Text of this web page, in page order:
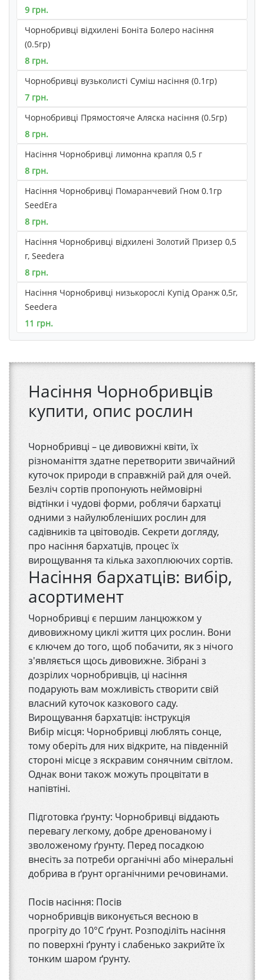
Насіння Чорнобривців
купити, опис рослин
Чорнобривці – це дивовижні квіти, їх
різноманіття здатне перетворити звичайний
куточок природи в справжній рай для очей.
Безліч сортів пропонують неймовірні
відтінки і чудові форми, роблячи бархатці
одними з найулюбленіших рослин для
садівників та цвітоводів. Секрети догляду,
про насіння бархатців, процес їх
вирощування та кілька захоплюючих сортів.
Насіння бархатців: вибір,
асортимент
Чорнобривці є першим ланцюжком у
дивовижному циклі життя цих рослин. Вони
є ключем до того, щоб побачити, як з нічого
з'являється щось дивовижне. Зібрані з
дозрілих чорнобривців, ці насіння
подарують вам можливість створити свій
власний куточок казкового саду.
Вирощування бархатців: інструкція
Вибір місця: Чорнобривці люблять сонце,
тому оберіть для них відкрите, на південній
стороні місце з яскравим сонячним світлом.
Однак вони також можуть процвітати в
напівтіні.
Підготовка ґрунту: Чорнобривці віддають
перевагу легкому, добре дренованому і
зволоженому ґрунту. Перед посадкою
внесіть за потреби органічні або мінеральні
добрива в ґрунт органічними речовинами.
Посів насіння: Посів
чорнобривців виконується весною в
прогріту до 10°C ґрунт. Розподіліть насіння
по поверхні ґрунту і слабенько закрийте їх
тонким шаром ґрунту.
9 грн.
Чорнобривці відхилені Боніта Болеро насіння
(0.5гр)
8 грн.
Чорнобривці вузьколисті Суміш насіння (0.1гр)
7 грн.
Чорнобривці Прямостояче Аляска насіння (0.5гр)
8 грн.
Насіння Чорнобривці лимонна крапля 0,5 г
8 грн.
Насіння Чорнобривці Помаранчевий Гном 0.1гр
SeedEra
8 грн.
Насіння Чорнобривці відхилені Золотий Призер 0,5
г, Seedera
8 грн.
Насіння Чорнобривці низькорослі Купід Оранж 0,5г,
Seedera
11 грн.